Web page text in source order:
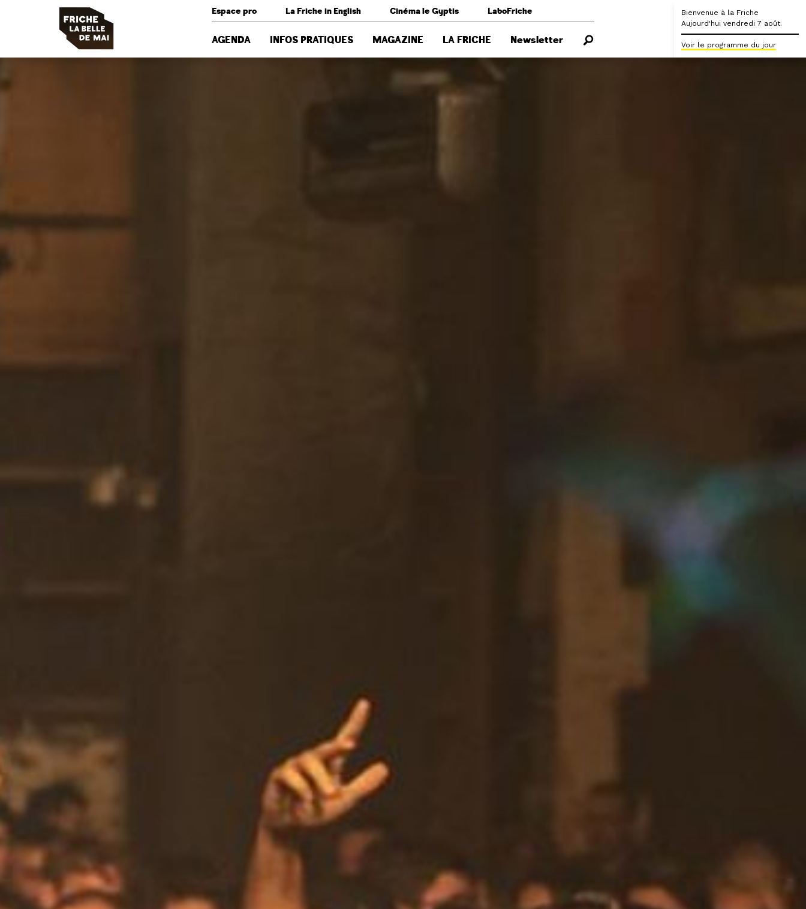
Espace pro La Friche in English Cinéma le Gyptis LaboFriche
AGENDA INFOS PRATIQUES MAGAZINE LA FRICHE Newsletter
Bienvenue à la Friche
Aujourd'hui vendredi 7 août.
Voir le programme du jour
Panneau de gestion des cookies